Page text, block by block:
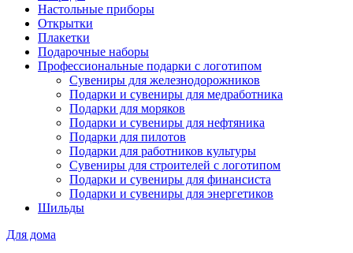
Настольные приборы
Открытки
Плакетки
Подарочные наборы
Профессиональные подарки с логотипом
Сувениры для железнодорожников
Подарки и сувениры для медработника
Подарки для моряков
Подарки и сувениры для нефтяника
Подарки для пилотов
Подарки для работников культуры
Сувениры для строителей с логотипом
Подарки и сувениры для финансиста
Подарки и сувениры для энергетиков
Шильды
Для дома